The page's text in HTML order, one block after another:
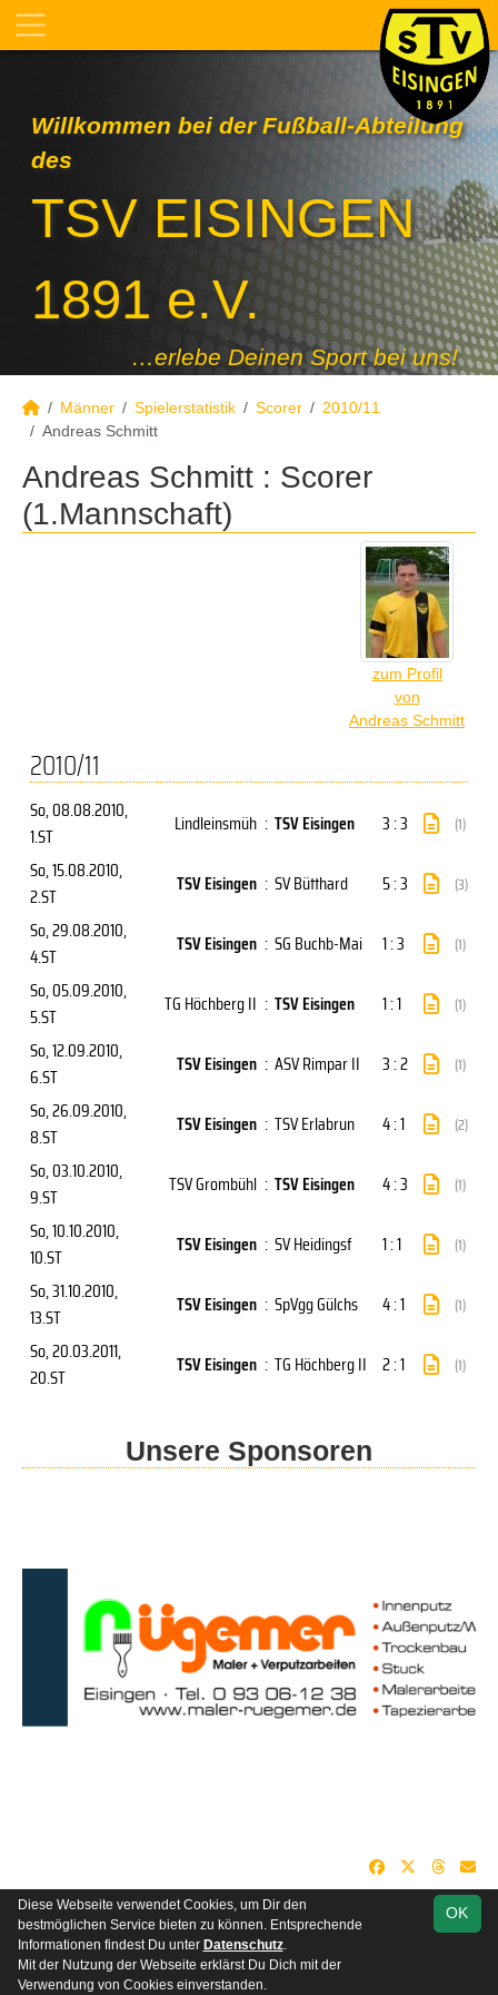
Willkommen bei der Fußball-Abteilung
des
TSV EISINGEN
1891 e.V.
…erlebe Deinen Sport bei uns!
Männer Spielerstatistik Scorer
2010/11
Andreas Schmitt
Andreas Schmitt : Scorer
(1.Mannschaft)
zum Profil
von
Andreas Schmitt
2010/11
So, 08.08.2010,
1.ST
Lindleinsmüh : TSV Eisingen 3 : 3 (1)
So, 15.08.2010,
2.ST
TSV Eisingen : SV Bütthard 5 : 3 (3)
So, 29.08.2010,
4.ST
TSV Eisingen : SG Buchb-Mai 1 : 3 (1)
So, 05.09.2010,
5.ST
TG Höchberg II : TSV Eisingen 1 : 1 (1)
So, 12.09.2010,
6.ST
TSV Eisingen : ASV Rimpar II 3 : 2 (1)
So, 26.09.2010,
8.ST
TSV Eisingen : TSV Erlabrun 4 : 1 (2)
So, 03.10.2010,
9.ST
TSV Grombühl : TSV Eisingen 4 : 3 (1)
So, 10.10.2010,
10.ST
TSV Eisingen : SV Heidingsf 1 : 1 (1)
So, 31.10.2010,
13.ST
TSV Eisingen : SpVgg Gülchs 4 : 1 (1)
So, 20.03.2011,
20.ST
TSV Eisingen : TG Höchberg II 2 : 1 (1)
Unsere Sponsoren
soccero.de
© 2006 - 2026
Besucherstatistik Kontakt Impressum
OK
Diese Webseite verwendet Cookies, um Dir den
bestmöglichen Service bieten zu können. Entsprechende
Informationen findest Du unter Datenschutz.
Mit der Nutzung der Webseite erklärst Du Dich mit der
Verwendung von Cookies einverstanden.